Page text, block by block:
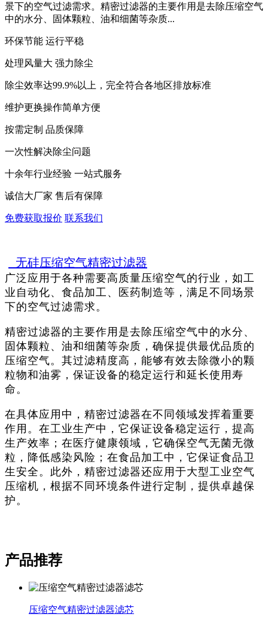
景下的空气过滤需求‌‌。精密过滤器的主要作用是去除压缩空气
中的水分、固体颗粒、油和细菌等杂质...
环保节能 运行平稳
处理风量大 强力除尘
除尘效率达99.9%以上，完全符合各地区排放标准
维护更换操作简单方便
按需定制 品质保障
一次性解决除尘问题
十余年行业经验 一站式服务
诚信大厂家 售后有保障
免费获取报价 联系我们
无硅压缩空气精密过滤器
广泛应用于各种需要高质量压缩空气的行业，如工
业自动化、食品加工、医药制造等，满足不同场景
下的空气过滤需求‌‌。
精密过滤器的主要作用是去除压缩空气中的水分、
固体颗粒、油和细菌等杂质，确保提供最优品质的
压缩空气。其过滤精度高，能够有效去除微小的颗
粒物和油雾，保证设备的稳定运行和延长使用寿
命‌。
在具体应用中，精密过滤器在不同领域发挥着重要
作用。在工业生产中，它保证设备稳定运行，提高
生产效率；在医疗健康领域，它确保空气无菌无微
粒，降低感染风险；在食品加工中，它保证食品卫
生安全‌。此外，精密过滤器还应用于大型工业空气
压缩机，根据不同环境条件进行定制，提供卓越保
护‌。
产品推荐
压缩空气精密过滤器滤芯